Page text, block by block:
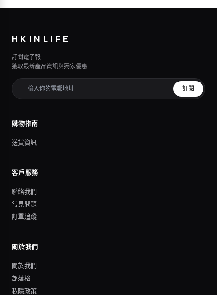
HKINLIFE
訂閱電子報
獲取最新產品資訊與獨家優惠
訂閱
購物指南
送貨資訊
客戶服務
聯絡我們
常見問題
訂單追蹤
關於我們
關於我們
部落格
私隱政策